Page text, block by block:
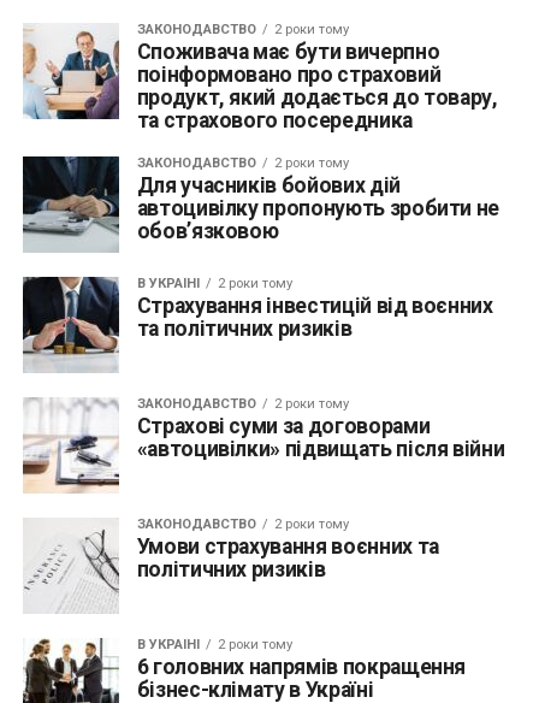
ЗАКОНОДАВСТВО 2 роки тому
Споживача має бути вичерпно
поінформовано про страховий
продукт, який додається до товару,
та страхового посередника
ЗАКОНОДАВСТВО 2 роки тому
Для учасників бойових дій
автоцивілку пропонують зробити не
обов’язковою
В УКРАЇНІ 2 роки тому
Страхування інвестицій від воєнних
та політичних ризиків
ЗАКОНОДАВСТВО 2 роки тому
Страхові суми за договорами
«автоцивілки» підвищать після війни
ЗАКОНОДАВСТВО 2 роки тому
Умови страхування воєнних та
політичних ризиків
В УКРАЇНІ 2 роки тому
6 головних напрямів покращення
бізнес-клімату в Україні